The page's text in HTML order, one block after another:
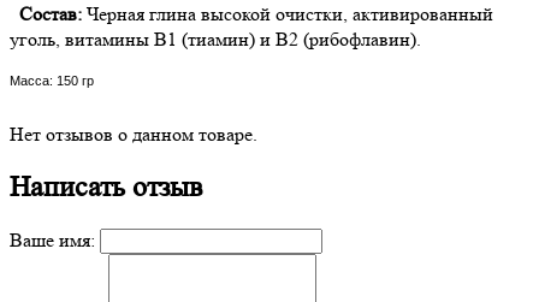
Состав: Черная глина высокой очистки, активированный
уголь, витамины В1 (тиамин) и В2 (рибофлавин).
Масса: 150 гр
Нет отзывов о данном товаре.
Написать отзыв
Ваше имя: